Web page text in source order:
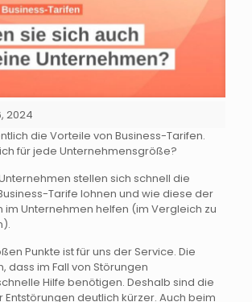
2024
die Vorteile von Business-Tarifen.
für jede Unternehmensgröße?
stellen sich schnell die
Tarife lohnen und wie diese der
im Unternehmen helfen (im Vergleich zu
Punkte ist für uns der Service. Die
dass im Fall von Störungen
Hilfe benötigen. Deshalb sind die
Entstörungen deutlich kürzer. Auch beim